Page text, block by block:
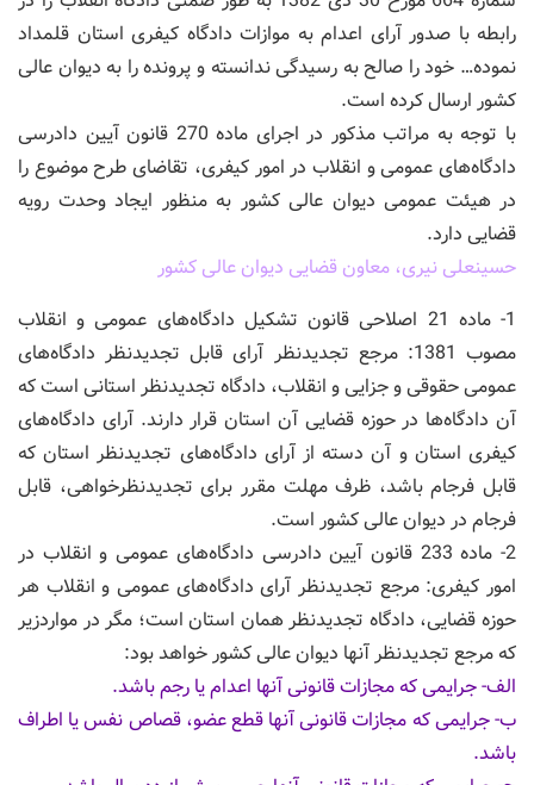
رابطه با صدور آرای اعدام به موازات دادگاه کیفری استان قلمداد
نموده… خود را صالح به رسیدگی ندانسته و پرونده را به دیوان عالی
کشور ارسال کرده است.
با توجه به مراتب مذکور در اجرای ماده 270 قانون آیین دادرسی
دادگاه‌های عمومی و انقلاب در امور کیفری، تقاضای طرح موضوع را
در هیئت عمومی دیوان عالی کشور به منظور ایجاد وحدت رویه
قضایی دارد.
حسینعلی نیری، معاون قضایی دیوان عالی کشور
1- ماده 21 اصلاحی قانون تشکیل دادگاه‌های عمومی و انقلاب
مصوب 1381: مرجع تجدیدنظر آرای قابل تجدیدنظر دادگاه‌های
عمومی حقوقی و جزایی و انقلاب، دادگاه تجدیدنظر استانی است که
آن دادگاه‌ها در حوزه قضایی آن استان قرار دارند. آرای دادگاه‌های
کیفری استان و آن دسته از آرای دادگاه‌های تجدیدنظر استان که
قابل فرجام باشد، ظرف مهلت مقرر برای تجدیدنظرخواهی، قابل
فرجام در دیوان عالی کشور است.
2- ماده 233 قانون آیین دادرسی دادگاه‌های عمومی و انقلاب در
امور کیفری: مرجع تجدیدنظر آرای دادگاه‌های عمومی و انقلاب هر
حوزه قضایی، دادگاه تجدیدنظر همان استان است؛ مگر در مواردزیر
که مرجع تجدیدنظر آنها دیوان عالی کشور خواهد بود:
الف- جرایمی که مجازات قانونی آنها اعدام یا رجم باشد.
ب- جرایمی که مجازات قانونی آنها قطع عضو، قصاص نفس یا اطراف
باشد.